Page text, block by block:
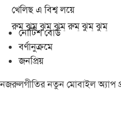
খেলিছ এ বিশ্ব লয়ে
রুম্ ঝুম্ ঝুম্ ঝুম্ রুম্ ঝুম্ ঝুম্
নোটিশ বোর্ড
বর্ণানুক্রমে
জনপ্রিয়
নজরুলগীতির নতুন মোবাইল অ্যাপ